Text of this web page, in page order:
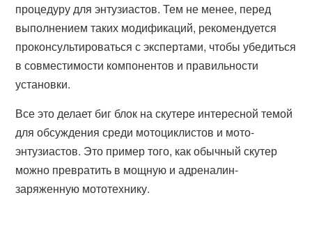
процедуру для энтузиастов. Тем не менее, перед
выполнением таких модификаций, рекомендуется
проконсультироваться с экспертами, чтобы убедиться
в совместимости компонентов и правильности
установки.
Все это делает биг блок на скутере интересной темой
для обсуждения среди мотоциклистов и мото-
энтузиастов. Это пример того, как обычный скутер
можно превратить в мощную и адреналин-
заряженную мототехнику.